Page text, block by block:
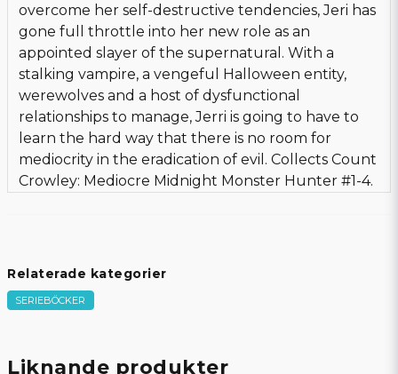
overcome her self-destructive tendencies, Jeri has
gone full throttle into her new role as an
appointed slayer of the supernatural. With a
stalking vampire, a vengeful Halloween entity,
werewolves and a host of dysfunctional
relationships to manage, Jerri is going to have to
learn the hard way that there is no room for
mediocrity in the eradication of evil. Collects Count
Crowley: Mediocre Midnight Monster Hunter #1-4.
Relaterade kategorier
SERIEBÖCKER
Liknande produkter